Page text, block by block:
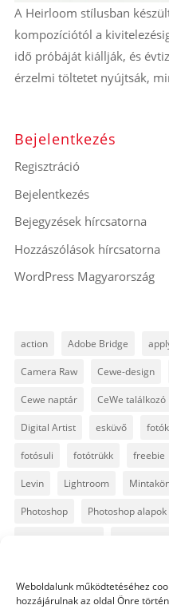
Weboldalunk működtetéséhez
hozzájárulnak az oldal Önre
A Heirloom stílusban
kompozíciótól a
idő próbáját kiállják, és
érzelmi töltetet nyújtsák,
Bejelentkezés
Regisztráció
Bejelentkezés
Bejegyzések hírcsatorna
Hozzászólások hírcsatorna
WordPress Magyarország
action Adobe Bridge
Camera Raw Cewe-design
Cewe naptár CeWe találkozó
Digital Artist esküvő
fotósuli fotótrükk freebie
Levin Lightroom
Photoshop Photoshop alapok
szövegszerkesztés template